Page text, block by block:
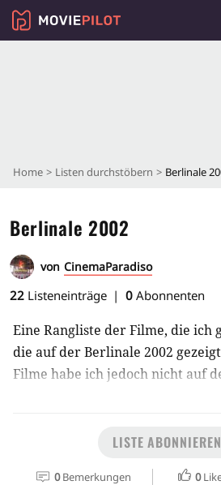
Home Listen durchstöbern Berlinale
Berlinale 2002
von CinemaParadiso
22 Listeneinträge 0 Abonnenten
Eine Rangliste der Filme, die ich
die auf der Berlinale 2002
Filme habe ich jedoch nicht auf
LISTE ABONNIEREN
0 Bemerkungen 0